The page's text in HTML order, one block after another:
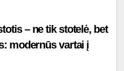
– ne tik stotelė, bet
modernūs vartai į